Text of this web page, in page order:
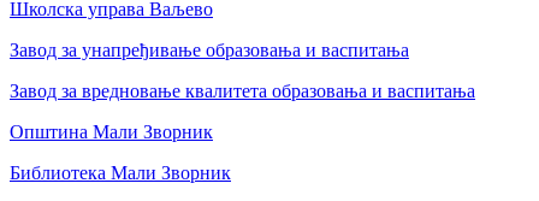
Школска управа Ваљево
Завод за унапређивање образовања и васпитања
Завод за вредновање квалитета образовања и васпитања
Општина Мали Зворник
Библиотека Мали Зворник